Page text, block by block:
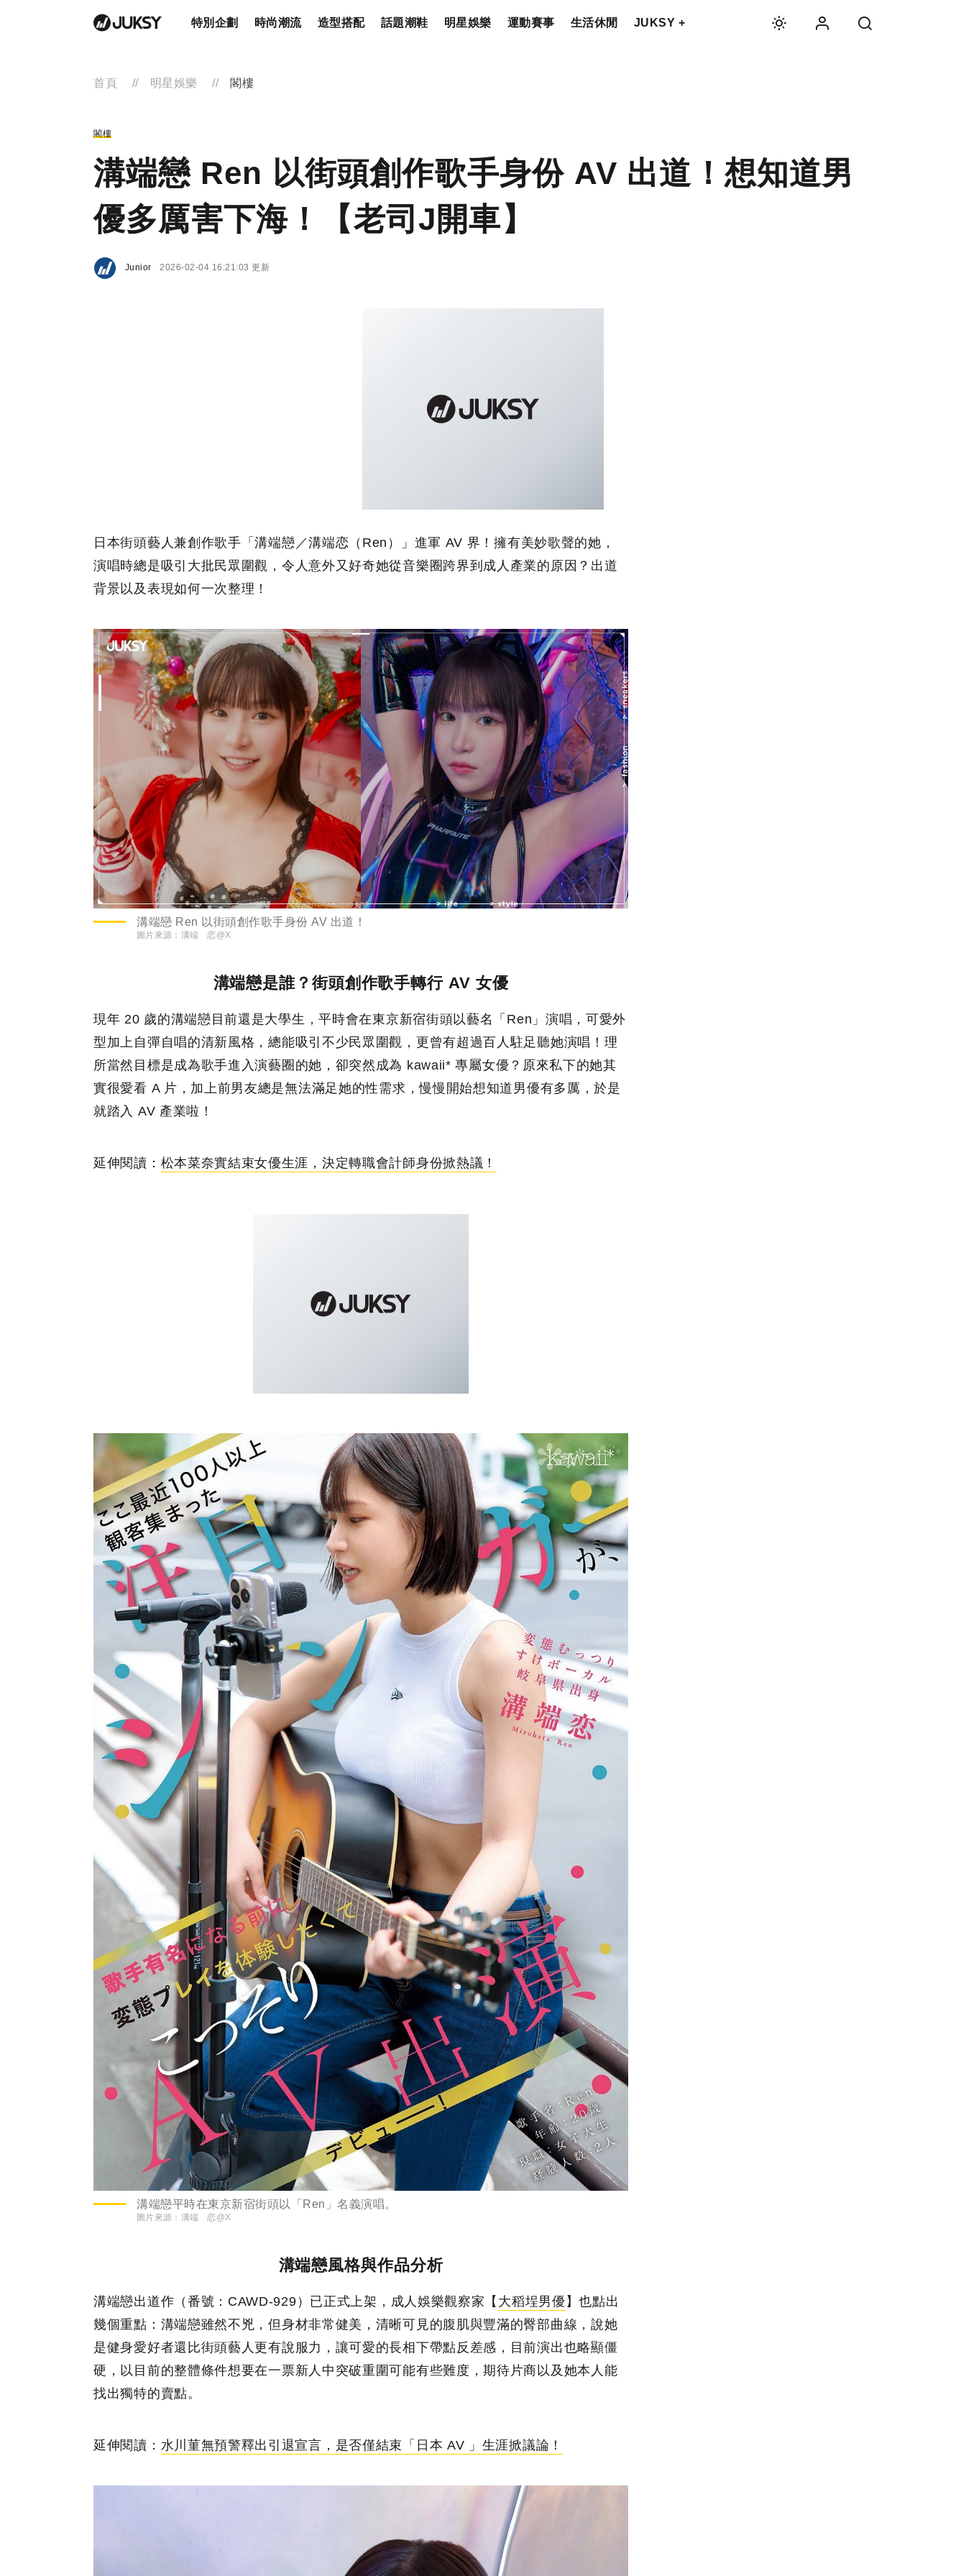
特別企劃 時尚潮流 造型搭配 話題潮鞋 明星娛樂 運動賽事 生活休閒 JUKSY +
首頁 明星娛樂 閣樓
閣樓
溝端戀 Ren 以街頭創作歌手身份 AV 出道！想知道男
優多厲害下海！【老司J開車】
Junior 2026-02-04 16:21:03 更新
日本街頭藝人兼創作歌手「溝端戀／溝端恋（Ren）」進軍 AV 界！擁有美妙歌聲的她，
演唱時總是吸引大批民眾圍觀，令人意外又好奇她從音樂圈跨界到成人產業的原因？出道
背景以及表現如何一次整理！
溝端戀 Ren 以街頭創作歌手身份 AV 出道！
圖片來源： 溝端 恋@X
溝端戀是誰？街頭創作歌手轉行 AV 女優
現年 20 歲的溝端戀目前還是大學生，平時會在東京新宿街頭以藝名「Ren」演唱，可愛外
型加上自彈自唱的清新風格，總能吸引不少民眾圍觀，更曾有超過百人駐足聽她演唱！理
所當然目標是成為歌手進入演藝圈的她，卻突然成為 kawaii* 專屬女優？原來私下的她其
實很愛看 A 片，加上前男友總是無法滿足她的性需求，慢慢開始想知道男優有多厲，於是
就踏入 AV 產業啦！
延伸閱讀： 松本菜奈實結束女優生涯，決定轉職會計師身份掀熱議！
溝端戀平時在東京新宿街頭以「Ren」名義演唱。
圖片來源： 溝端 恋@X
溝端戀風格與作品分析
溝端戀出道作（番號：CAWD-929）已正式上架，成人娛樂觀察家【 大稻埕男優 】也點出
幾個重點：溝端戀雖然不兇，但身材非常健美，清晰可見的腹肌與豐滿的臀部曲線，說她
是健身愛好者還比街頭藝人更有說服力，讓可愛的長相下帶點反差感，目前演出也略顯僵
硬，以目前的整體條件想要在一票新人中突破重圍可能有些難度，期待片商以及她本人能
找出獨特的賣點。
延伸閱讀： 水川菫無預警釋出引退宣言，是否僅結束「日本 AV 」生涯掀議論！